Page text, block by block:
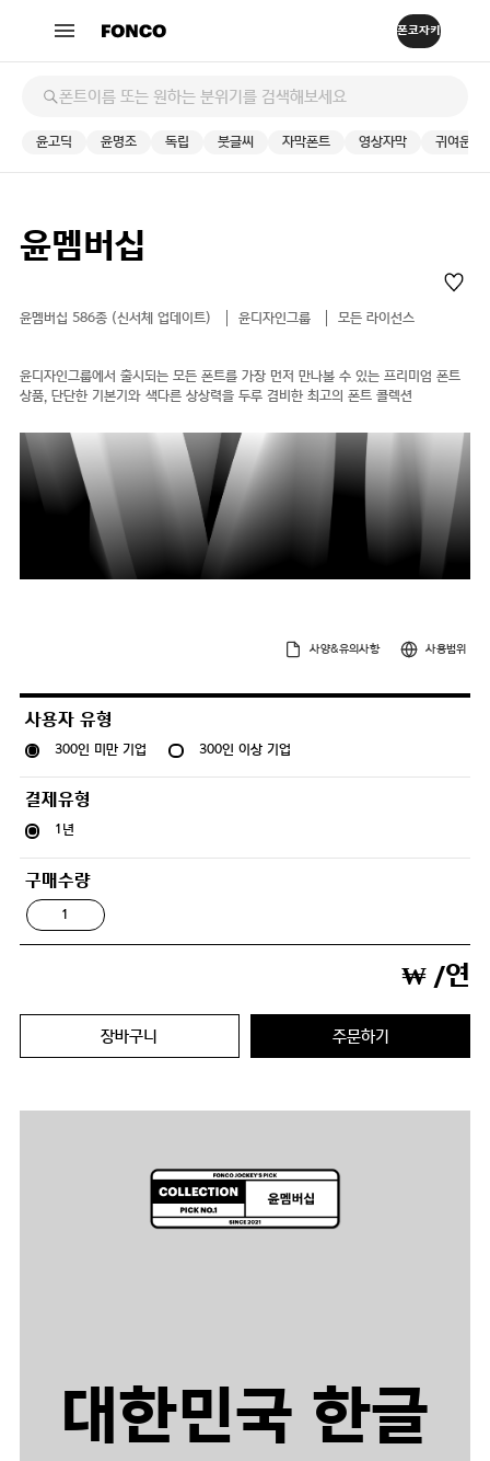
윤고딕 윤명조 독립 붓글씨 자막폰트 영상자막 귀여운
윤멤버십
윤멤버십 586종 (신서체 업데이트) 윤디자인그룹 모든 라이선스
윤디자인그룹에서 출시되는 모든 폰트를 가장 먼저 만나볼 수 있는 프리미엄 폰트
상품, 단단한 기본기와 색다른 상상력을 두루 겸비한 최고의 폰트 콜렉션
사양&유의사항 사용범위
사용자 유형
300인 미만 기업
300인 이상 기업
결제유형
1년
구매수량
₩ /연
장바구니 주문하기
대한민국 한글